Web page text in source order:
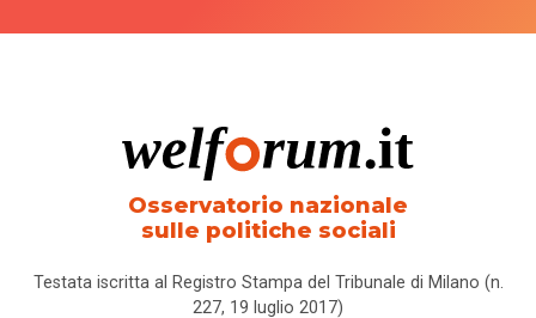
Osservatorio nazionale
sulle politiche sociali
Testata iscritta al Registro Stampa del Tribunale di Milano (n.
227, 19 luglio 2017)